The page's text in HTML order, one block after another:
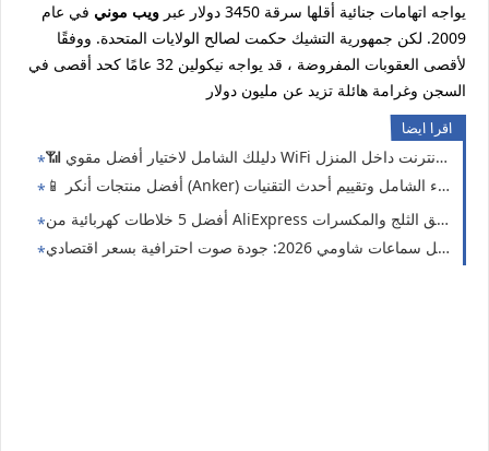
يواجه اتهامات جنائية أقلها سرقة 3450 دولار عبر
ويب موني في عام
2009. لكن جمهورية التشيك حكمت لصالح الولايات المتحدة. ووفقًا
لأقصى العقوبات المفروضة ، قد يواجه نيكولين 32 عامًا كحد أقصى في
السجن وغرامة هائلة تزيد عن مليون دولار
اقرا ايضا